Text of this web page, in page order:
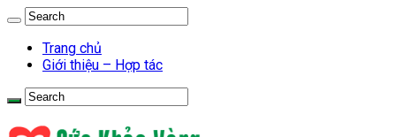
Trang chủ
Giới thiệu – Hợp tác